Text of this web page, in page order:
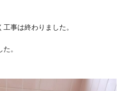
事は終わりました。
。